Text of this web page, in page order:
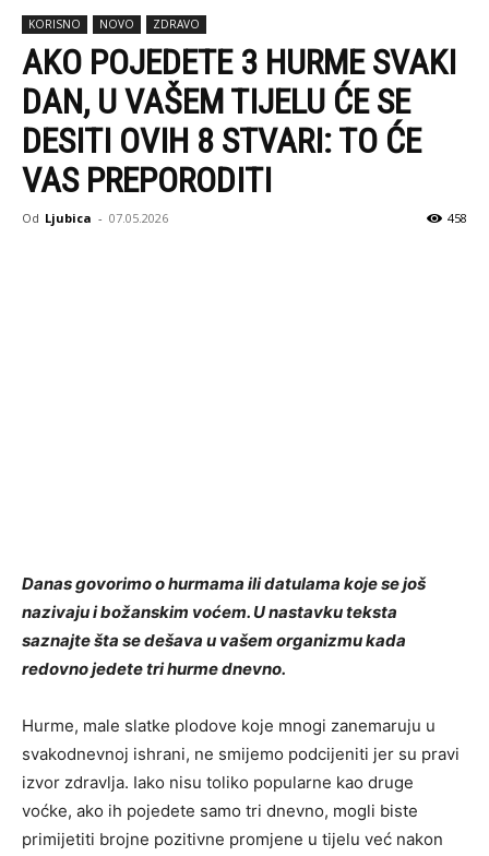
KORISNO NOVO ZDRAVO
AKO POJEDETE 3 HURME SVAKI
DAN, U VAŠEM TIJELU ĆE SE
DESITI OVIH 8 STVARI: TO ĆE
VAS PREPORODITI
Od Ljubica - 07.05.2026 458
Danas govorimo o hurmama ili datulama koje se još
nazivaju i božanskim voćem. U nastavku teksta
saznajte šta se dešava u vašem organizmu kada
redovno jedete tri hurme dnevno.
Hurme, male slatke plodove koje mnogi zanemaruju u
svakodnevnoj ishrani, ne smijemo podcijeniti jer su pravi
izvor zdravlja. Iako nisu toliko popularne kao druge
voćke, ako ih pojedete samo tri dnevno, mogli biste
primijetiti brojne pozitivne promjene u tijelu već nakon